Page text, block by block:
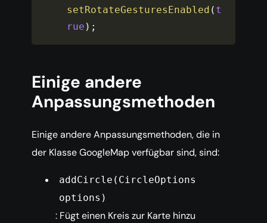
setRotateGesturesEnabled ( t
rue ) ;
Einige andere
Anpassungsmethoden
Einige andere Anpassungsmethoden, die in
der Klasse GoogleMap verfügbar sind, sind:
addCircle(CircleOptions
options)
: Fügt einen Kreis zur Karte hinzu